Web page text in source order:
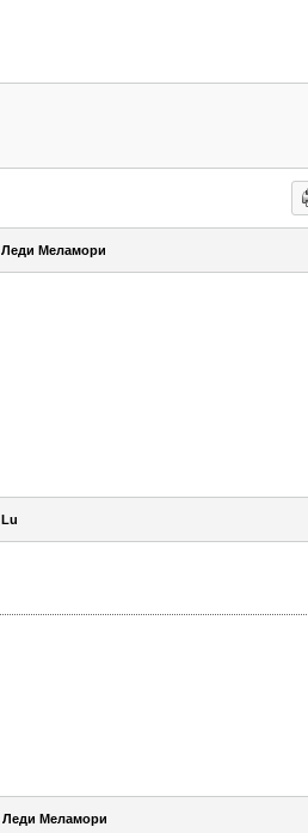
Леди Меламори
Lu
Леди Меламори